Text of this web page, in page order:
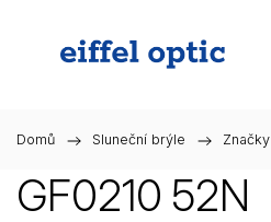
Domů / Sluneční brýle / Značky
GF0210 52N